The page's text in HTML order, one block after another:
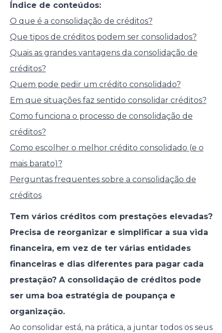
Índice de conteúdos:
O que é a consolidação de créditos?
Que tipos de créditos podem ser consolidados?
Quais as grandes vantagens da consolidação de
créditos?
Quem pode pedir um crédito consolidado?
Em que situações faz sentido consolidar créditos?
Como funciona o processo de consolidação de
créditos?
Como escolher o melhor crédito consolidado (e o
mais barato)?
Perguntas frequentes sobre a consolidação de
créditos
Tem vários créditos com prestações elevadas?
Precisa de reorganizar e simplificar a sua vida
financeira, em vez de ter várias entidades
financeiras e dias diferentes para pagar cada
prestação? A consolidação de créditos pode
ser uma boa estratégia de poupança e
organização.
Ao consolidar está, na prática, a juntar todos os seus